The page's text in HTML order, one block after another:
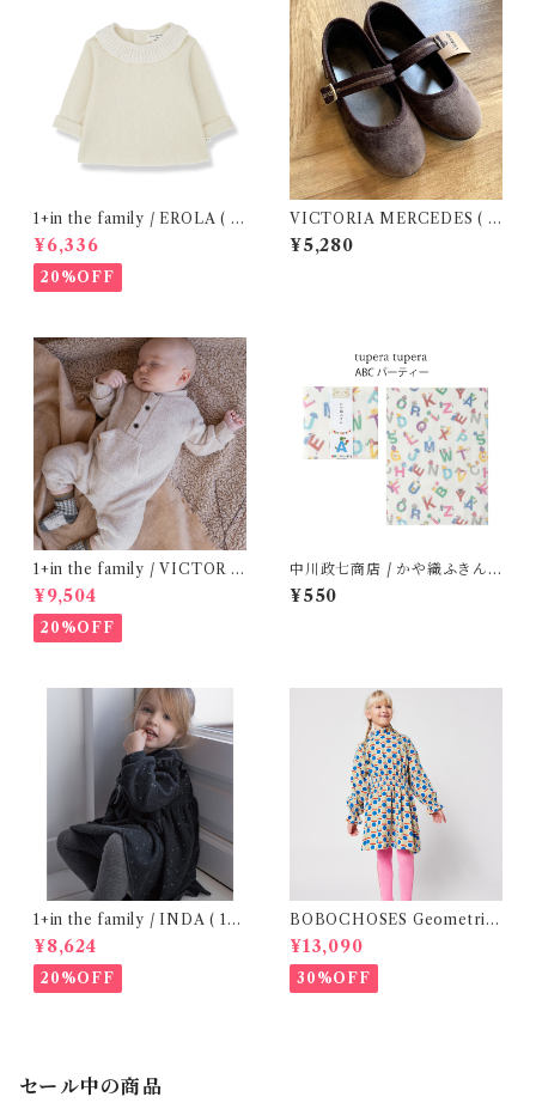
1+in the family / EROLA ( 2
4m )
¥6,336
20%OFF
VICTORIA MERCEDES ( 2
9-34 / Testa )
¥5,280
1+in the family / VICTOR (
12m )
¥9,504
20%OFF
中川政七商店 / かや織ふきん (
tupera tupera ABCパーティ
ー)
¥550
1+in the family / INDA ( 12-
48m )
¥8,624
20%OFF
BOBOCHOSES Geometric
Scacs all over dress / 4-8Y
¥13,090
30%OFF
セール中の商品